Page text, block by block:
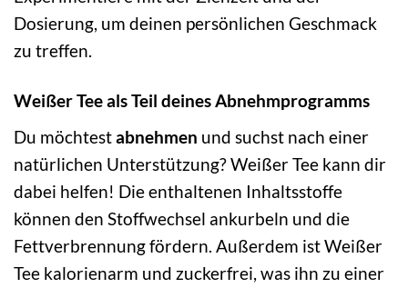
Dosierung, um deinen persönlichen Geschmack
zu treffen.
Weißer Tee als Teil deines Abnehmprogramms
Du möchtestabnehmen und suchst nach einer
natürlichen Unterstützung? Weißer Tee kann dir
dabei helfen! Die enthaltenen Inhaltsstoffe
können den Stoffwechsel ankurbeln und die
Fettverbrennung fördern. Außerdem ist Weißer
Tee kalorienarm und zuckerfrei, was ihn zu einer